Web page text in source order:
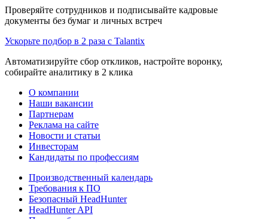
Проверяйте сотрудников и подписывайте кадровые
документы без бумаг и личных встреч
Ускорьте подбор в 2 раза с Talantix
Автоматизируйте сбор откликов, настройте воронку,
собирайте аналитику в 2 клика
О компании
Наши вакансии
Партнерам
Реклама на сайте
Новости и статьи
Инвесторам
Кандидаты по профессиям
Производственный календарь
Требования к ПО
Безопасный HeadHunter
HeadHunter API